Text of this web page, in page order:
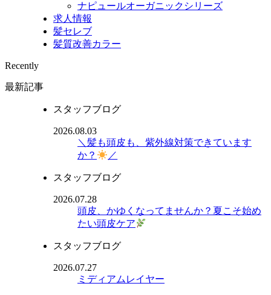
ナピュールオーガニックシリーズ
求人情報
髪セレブ
髪質改善カラー
Recently
最新記事
スタッフブログ
2026.08.03
＼髪も頭皮も、紫外線対策できています
か？
／
スタッフブログ
2026.07.28
頭皮、かゆくなってませんか？夏こそ始め
たい頭皮ケア
スタッフブログ
2026.07.27
ミディアムレイヤー